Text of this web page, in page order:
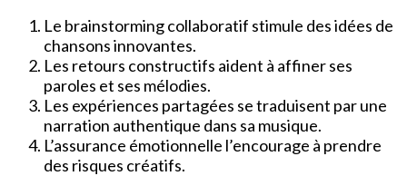
Le brainstorming collaboratif stimule des idées de
chansons innovantes.
Les retours constructifs aident à affiner ses
paroles et ses mélodies.
Les expériences partagées se traduisent par une
narration authentique dans sa musique.
L’assurance émotionnelle l’encourage à prendre
des risques créatifs.